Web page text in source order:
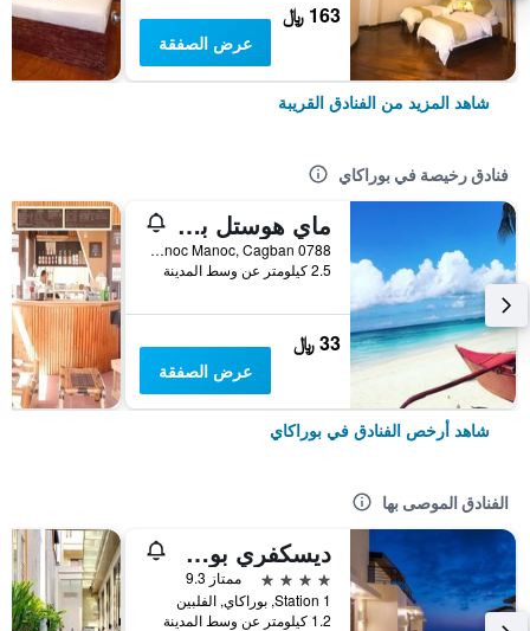
163 ﷼
عرض الصفقة
شاهد المزيد من الفنادق القريبة
فنادق رخيصة في بوراكاي
ماي هوستل بوراكاي
0788 Manoc Manoc, Cagban, بوراكاي, الفلبين
2.5 كيلومتر عن وسط المدينة
33 ﷼
عرض الصفقة
شاهد أرخص الفنادق في بوراكاي
الفنادق الموصى بها
ديسكفري بوراكاي
4 نجوم
ممتاز 9.3
Station 1, بوراكاي, الفلبين
1.2 كيلومتر عن وسط المدينة